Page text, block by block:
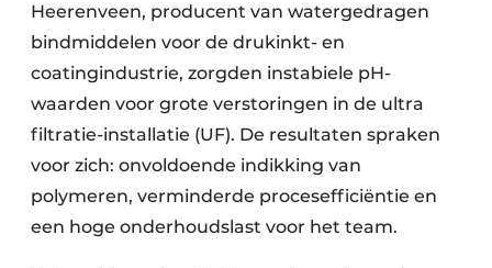
Heerenveen, producent van watergedragen
bindmiddelen voor de drukinkt- en
coatingindustrie, zorgden instabiele pH-
waarden voor grote verstoringen in de ultra
filtratie-installatie (UF). De resultaten spraken
voor zich: onvoldoende indikking van
polymeren, verminderde procesefficiëntie en
een hoge onderhoudslast voor het team.